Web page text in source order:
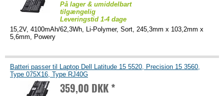
På lager & umiddelbart
tilgængelig
Leveringstid 1-4 dage
15,2V, 4100mAh/62,3Wh, Li-Polymer, Sort, 245,3mm x 103,2mm x
5,6mm, Powery
Batteri passer til Laptop Dell Latitude 15 5520, Precision 15 3560,
Type 075X16, Type RJ40G
359,00 DKK *